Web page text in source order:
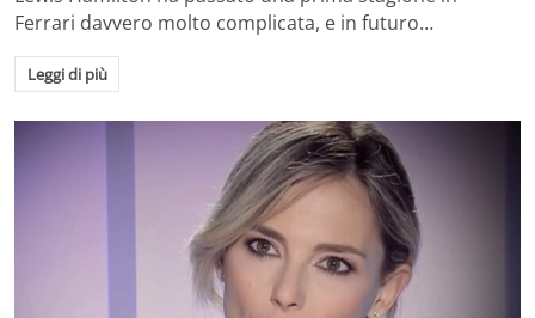
Ferrari davvero molto complicata, e in futuro…
Leggi di più